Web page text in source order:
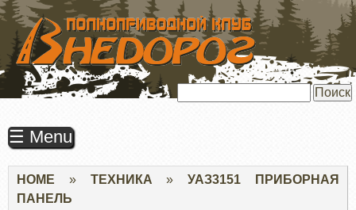
ПЕРЕЙТИ
ОСНОВНОМУ
СОДЕРЖАНИЮ
☰ Menu
Строка
навигации
HOME ТЕХНИКА
УАЗ3151 ПРИБОРНАЯ
ПАНЕЛЬ